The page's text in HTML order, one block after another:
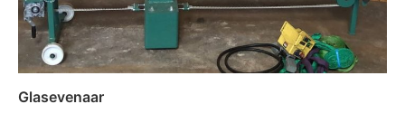
Glasevenaar